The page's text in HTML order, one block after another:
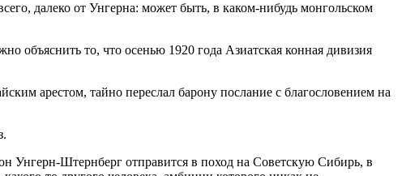
далеко от Унгерна: может быть, в каком-нибудь монгольском
объяснить то, что осенью 1920 года Азиатская конная дивизия
арестом, тайно переслал барону послание с благословением на
Унгерн-Штернберг отправится в поход на Советскую Сибирь, в